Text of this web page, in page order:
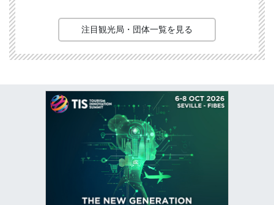
注目観光局・団体一覧を見る